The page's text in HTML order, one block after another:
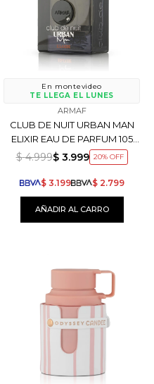
En montevideo
TE LLEGA EL LUNES
ARMAF
CLUB DE NUIT URBAN MAN
ELIXIR EAU DE PARFUM 105
ML
$ 3.999
$ 4.999 20
$ 2.799
$ 3.199